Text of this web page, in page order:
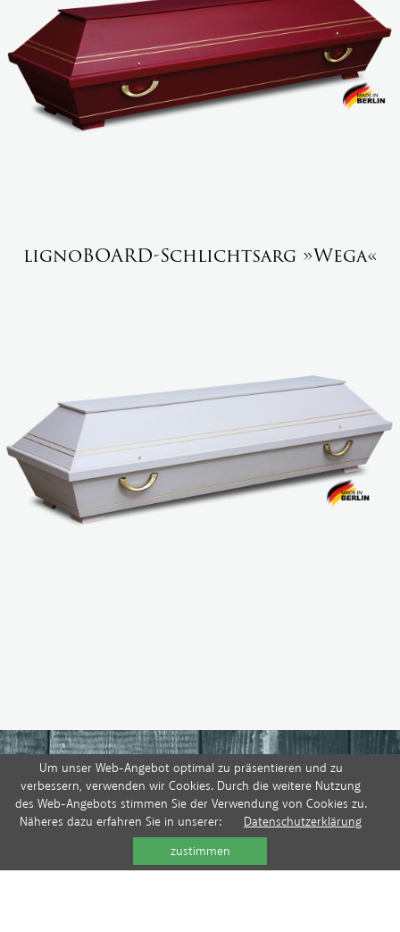
lignoBOARD-Schlichtsarg »Wega«
Jetzt Kontaktieren
Um unser Web-Angebot optimal zu präsentieren und zu
verbessern, verwenden wir Cookies. Durch die weitere Nutzung
des Web-Angebots stimmen Sie der Verwendung von Cookies zu.
Näheres dazu erfahren Sie in unserer:
Datenschutzerklärung
zustimmen